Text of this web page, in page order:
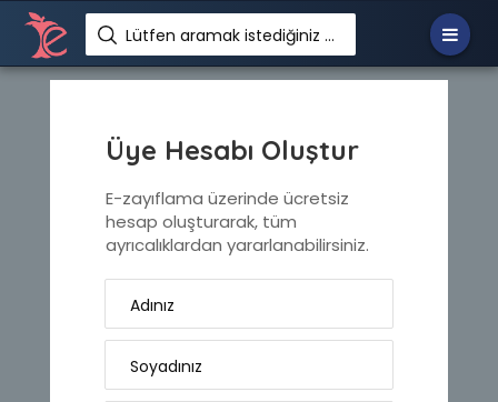
Lütfen aramak istediğiniz metni giriniz. Örn: Zayıflamak istiyorum
Üye Hesabı Oluştur
E-zayıflama üzerinde ücretsiz
hesap oluşturarak, tüm
ayrıcalıklardan yararlanabilirsiniz.
Adınız
Soyadınız